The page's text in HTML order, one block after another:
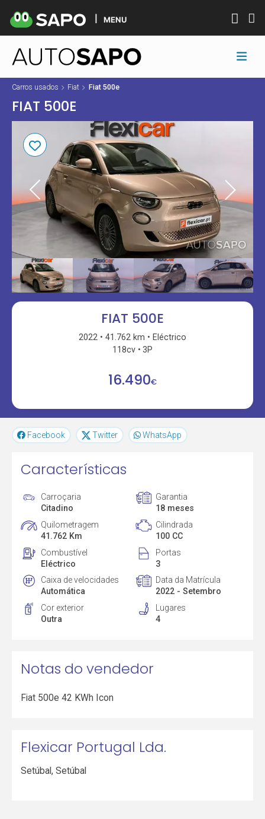
MENU
Carros usados Fiat Fiat 500e
FIAT 500E
FIAT 500E
2022 41.762 km
Eléctrico
118cv
3P
16.490€
Facebook Twitter WhatsApp
Características
Carroçaria
Citadino
Garantia
18 meses
Quilometragem
41.762 Km
Cilindrada
100 CC
Combustível
Eléctrico
Portas
3
Caixa de velocidades
Automática
Data da Matrícula
2022 - Setembro
Cor exterior
Outra
Lugares
4
Notas do vendedor
Fiat 500e 42 KWh Icon
Flexicar Portugal Lda.
Setúbal,Setúbal